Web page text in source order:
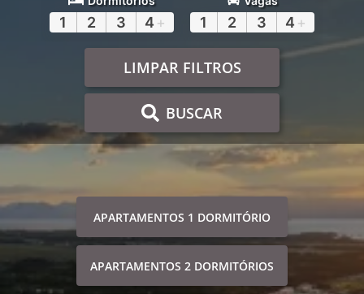
1 2 3 4 + 1 2 3 4 +
LIMPAR FILTROS
BUSCAR
APARTAMENTOS 1 DORMITÓRIO
APARTAMENTOS 2 DORMITÓRIOS